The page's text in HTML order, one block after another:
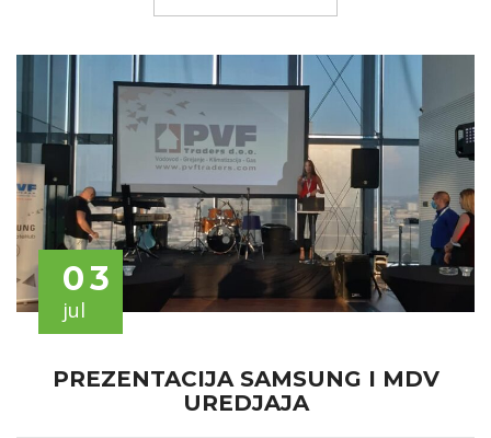
03
jul
PREZENTACIJA SAMSUNG I MDV
UREDJAJA